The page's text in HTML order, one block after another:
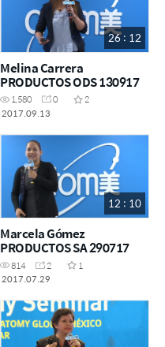
26 : 12
Melina Carrera
PRODUCTOS ODS 130917
1,580 0
2
2017.09.13
12 : 10
Marcela Gómez
PRODUCTOS SA 290717
814 2
1
2017.07.29